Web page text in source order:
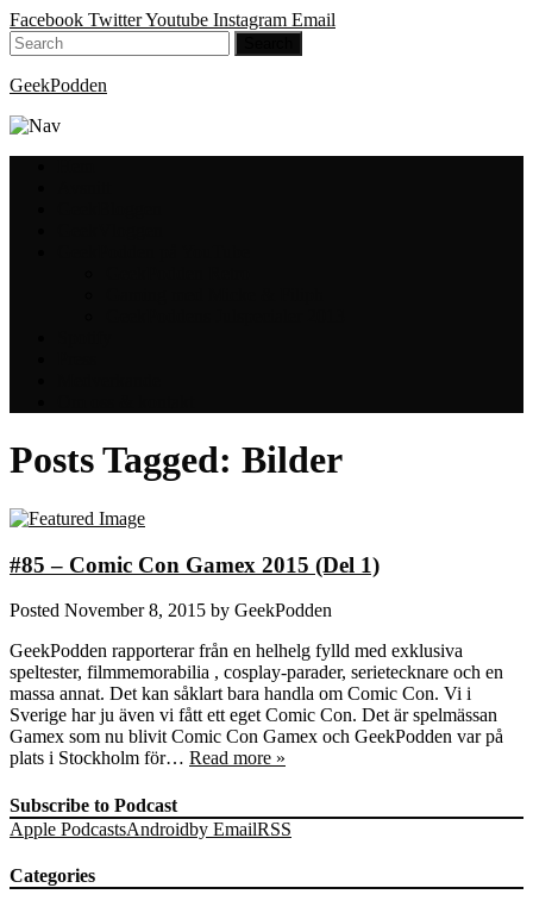
Facebook TwitterYoutube Instagram Email
GeekPodden
Posts Tagged: Bilder
#85 – Comic Con Gamex 2015 (Del 1)
Posted November 8, 2015 by GeekPodden
GeekPodden rapporterar från en helhelg fylld med exklusiva
speltester, filmmemorabilia , cosplay-parader, serietecknare och en
massa annat. Det kan såklart bara handla om Comic Con. Vi i
Sverige har ju även vi fått ett eget Comic Con. Det är spelmässan
Gamex som nu blivit Comic Con Gamex och GeekPodden var på
plats i Stockholm för… Read more »
Subscribe to Podcast
Apple PodcastsAndroidby EmailRSS
Categories